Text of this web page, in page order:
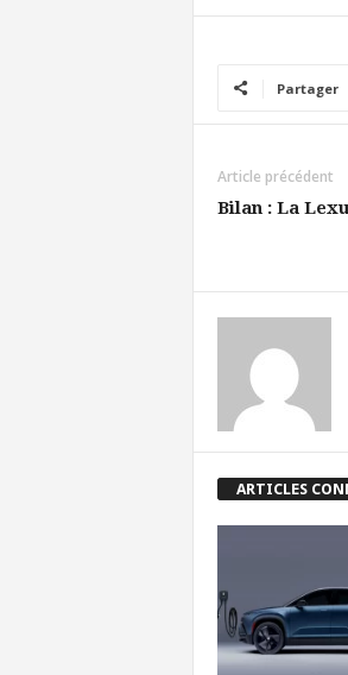
Partager
Article précédent
Bilan : La
ARTICLES